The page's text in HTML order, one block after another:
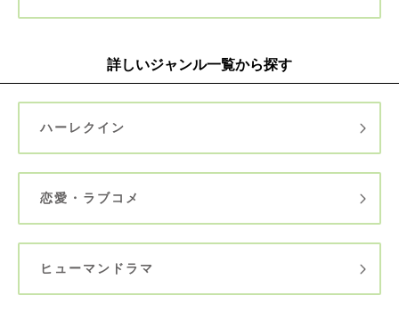
詳しいジャンル一覧から探す
ハーレクイン
恋愛・ラブコメ
ヒューマンドラマ